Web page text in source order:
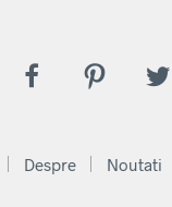
Despre Noutati